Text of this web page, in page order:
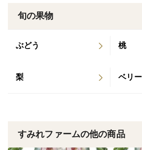
旬の果物
ぶどう 桃
梨 ベリー
すみれファームの他の商品